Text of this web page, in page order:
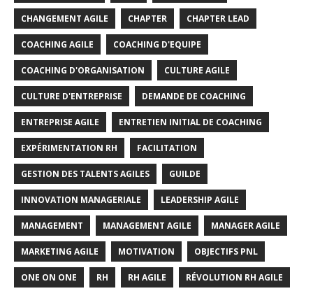
CHANGEMENT AGILE CHAPTER CHAPTER LEAD
COACHING AGILE COACHING D'EQUIPE
COACHING D'ORGANISATION CULTURE AGILE
CULTURE D'ENTREPRISE DEMANDE DE COACHING
ENTREPRISE AGILE ENTRETIEN INITIAL DE COACHING
EXPÉRIMENTATION RH FACILITATION
GESTION DES TALENTS AGILES GUILDE
INNOVATION MANAGERIALE LEADERSHIP AGILE
MANAGEMENT MANAGEMENT AGILE MANAGER AGILE
MARKETING AGILE MOTIVATION OBJECTIFS PNL
ONE ON ONE RH RH AGILE RÉVOLUTION RH AGILE